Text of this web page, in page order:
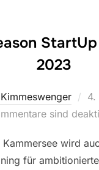
2023
4.
sind
Kammersee wird
für